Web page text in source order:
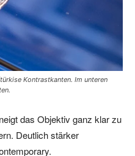
Kontrastkanten. Im unteren
das Objektiv ganz klar zu
Deutlich stärker